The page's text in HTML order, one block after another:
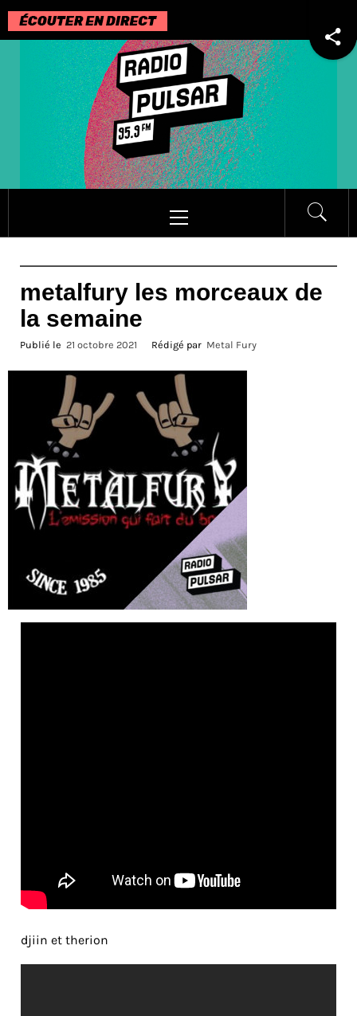
Passer
au
contenu
principal
metalfury les morceaux de
la semaine
Publié le 21 octobre 2021 Rédigé par Metal Fury
djiin et therion